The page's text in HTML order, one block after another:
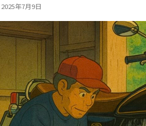
2025年7月9日